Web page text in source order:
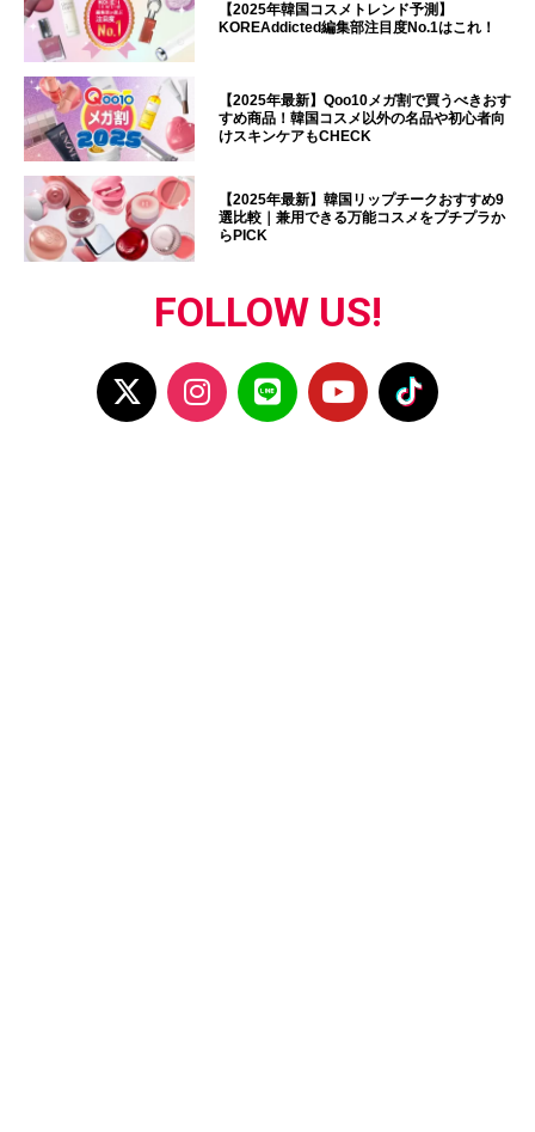
【2025年韓国コスメトレンド予測】
KOREAddicted編集部注目度No.1はこれ！
【2025年最新】Qoo10メガ割で買うべきおす
すめ商品！韓国コスメ以外の名品や初心者向
けスキンケアもCHECK
【2025年最新】韓国リップチークおすすめ9
選比較｜兼用できる万能コスメをプチプラか
らPICK
FOLLOW US!